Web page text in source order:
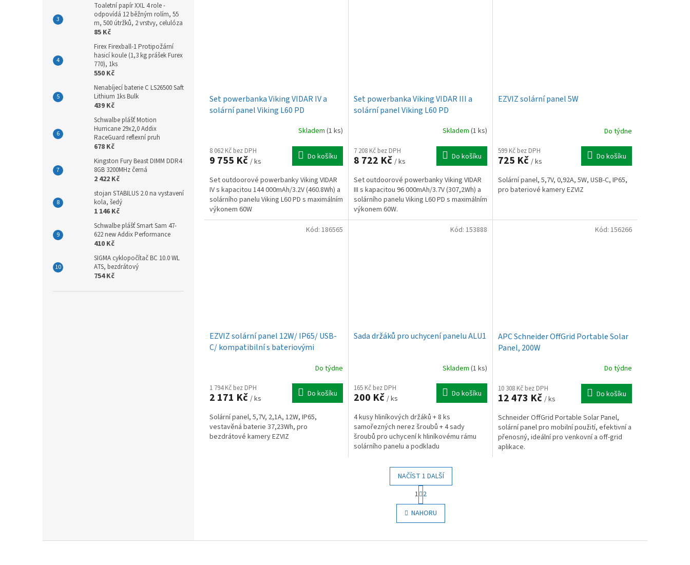
Toaletní papír XXL 4 role -
odpovídá 12 běžným rolím, 55
m, 500 útržků, 2 vrstvy, celulóza
85 Kč
Firex Firexball-1 Protipožární
hasicí koule (1,3 kg prášek Furex
770), 1ks
550 Kč
Nenabíjecí baterie C LS26500 Saft
Lithium 1ks Bulk
439 Kč
Schwalbe plášť Motion
Hurricane 29x2,0 Addix
RaceGuard reflexní pruh
678 Kč
Kingston Fury Beast DIMM DDR4
8GB 3200MHz černá
2 422 Kč
stojan STABILUS 2.0 na vystavení
kola, šedý
1 146 Kč
Schwalbe plášť Smart Sam 47-
622 new Addix Performance
410 Kč
SIGMA cyklopočítač BC 10.0 WL
ATS, bezdrátový
754 Kč
Set powerbanka Viking VIDAR IV a
solární panel Viking L60 PD
Skladem (1 ks)
8 062 Kč bez DPH
9 755 Kč / ks Do košíku
Set outdoorové powerbanky Viking VIDAR
IV s kapacitou 144 000mAh/3.2V (460.8Wh) a
solárního panelu Viking L60 PD s maximálním
výkonem 60W
Set powerbanka Viking VIDAR III a
solární panel Viking L60 PD
Skladem (1 ks)
7 208 Kč bez DPH
8 722 Kč / ks Do košíku
Set outdoorové powerbanky Viking VIDAR
III s kapacitou 96 000mAh/3.7V (307,2Wh) a
solárního panelu Viking L60 PD s maximálním
výkonem 60W.
EZVIZ solární panel 5W
Do týdne
599 Kč bez DPH
725 Kč / ks Do košíku
Solární panel, 5,7V, 0,92A, 5W, USB-C, IP65,
pro bateriové kamery EZVIZ
EZVIZ solární panel 12W/ IP65/ USB-
C/ kompatibilní s bateriovými
Do týdne
1 794 Kč bez DPH
2 171 Kč / ks Do košíku
Solární panel, 5,7V, 2,1A, 12W, IP65,
vestavěná baterie 37,23Wh, pro
bezdrátové kamery EZVIZ
Kód: 186565
Sada držáků pro uchycení panelu ALU1
Skladem (1 ks)
165 Kč bez DPH
200 Kč / ks Do košíku
4 kusy hliníkových držáků + 8 ks
samořezných nerez šroubů + 4 sady
šroubů pro uchycení k hliníkovému rámu
solárního panelu a podkladu
Kód: 153888
APC Schneider OffGrid Portable Solar
Panel, 200W
Do týdne
10 308 Kč bez DPH
12 473 Kč / ks Do košíku
Schneider OffGrid Portable Solar Panel,
solární panel pro mobilní použití, efektivní a
přenosný, ideální pro venkovní a off-grid
aplikace.
Kód: 156266
O
v
l
d
NAČÍST 1 DALŠÍ
S
t
r
á
n
o
1 2
NAHORU